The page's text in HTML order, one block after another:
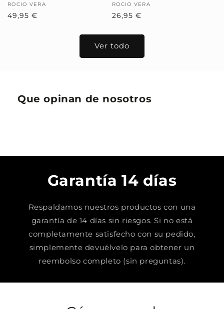
Proveedor:
ROCIO VERA
Precio
49,95 €
Proveedor:
ROCIO VERA
Precio
26,95 €
Ver todo
Que opinan de nosotros
Garantía 14 días
Respaldamos nuestros productos con una
garantía de 14 días sin riesgos. Si no está
completamente satisfecho con su pedido,
simplemente devuélvelo para obtener un
reembolso completo (sin preguntas).